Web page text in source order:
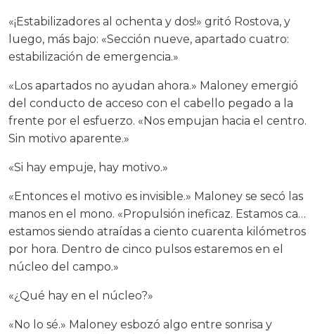
«¡Estabilizadores al ochenta y dos!» gritó Rostova, y
luego, más bajo: «Sección nueve, apartado cuatro:
estabilización de emergencia.»
«Los apartados no ayudan ahora.» Maloney emergió
del conducto de acceso con el cabello pegado a la
frente por el esfuerzo. «Nos empujan hacia el centro.
Sin motivo aparente.»
«Si hay empuje, hay motivo.»
«Entonces el motivo es invisible.» Maloney se secó las
manos en el mono. «Propulsión ineficaz. Estamos ca…
estamos siendo atraídas a ciento cuarenta kilómetros
por hora. Dentro de cinco pulsos estaremos en el
núcleo del campo.»
«¿Qué hay en el núcleo?»
«No lo sé.» Maloney esbozó algo entre sonrisa y